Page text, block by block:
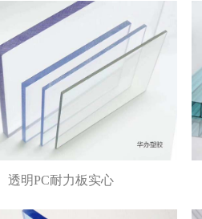
透明PC耐力板实心